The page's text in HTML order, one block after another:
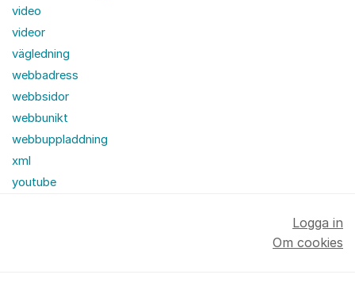
video
videor
vägledning
webbadress
webbsidor
webbunikt
webbuppladdning
xml
youtube
Logga in
Om cookies